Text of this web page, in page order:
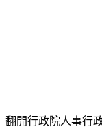
端午節畫下句點，